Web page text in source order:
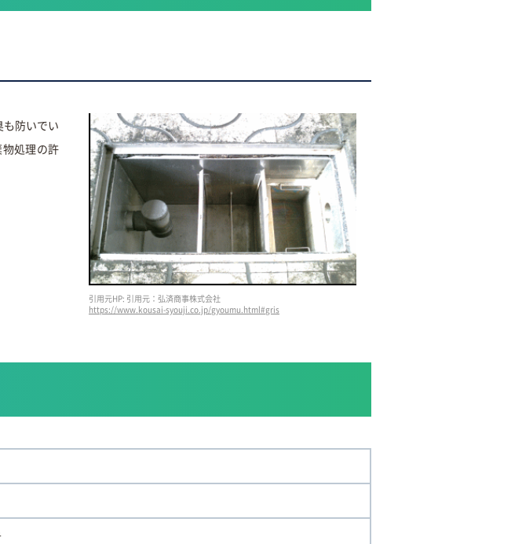
引用元HP: 引用元：弘済商事株式会社
https://www.kousai-syouji.co.jp/gyoumu.html#gris
防いでい
処理の許